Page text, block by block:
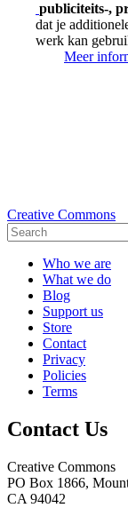
publiciteits-,
dat je
werk kan
Meer
Creative Commons
Who we are
What we do
Blog
Support us
Store
Contact
Privacy
Policies
Terms
Contact Us
Creative Commons
PO Box 1866,
CA 94042